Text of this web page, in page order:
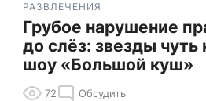
РАЗВЛЕЧЕНИЯ
Грубое нарушение
до слёз: звезды чуть
шоу «Большой куш»
72 Обсудить